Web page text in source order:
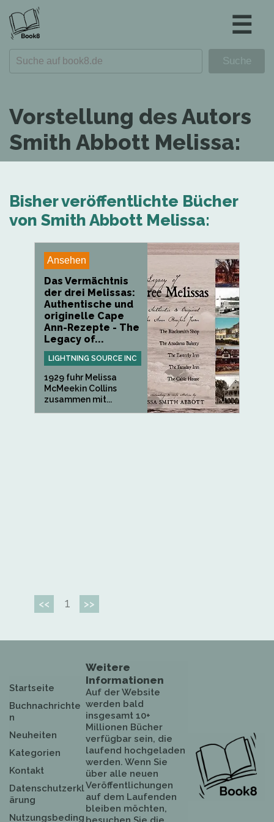
☰
Vorstellung des Autors
Smith Abbott Melissa:
Bisher veröffentlichte Bücher
von Smith Abbott Melissa:
Ansehen
Das Vermächtnis
der drei Melissas:
Authentische und
originelle Cape
Ann-Rezepte - The
Legacy of...
LIGHTNING SOURCE INC
1929 fuhr Melissa
McMeekin Collins
zusammen mit...
<< 1 >>
Startseite
Buchnachrichte
n
Neuheiten
Kategorien
Kontakt
Datenschutzerkl
ärung
Nutzungsbeding
Weitere
Informationen
Auf der Website
werden bald
insgesamt 10+
Millionen Bücher
verfügbar sein, die
laufend hochgeladen
werden. Wenn Sie
über alle neuen
Veröffentlichungen
auf dem Laufenden
bleiben möchten,